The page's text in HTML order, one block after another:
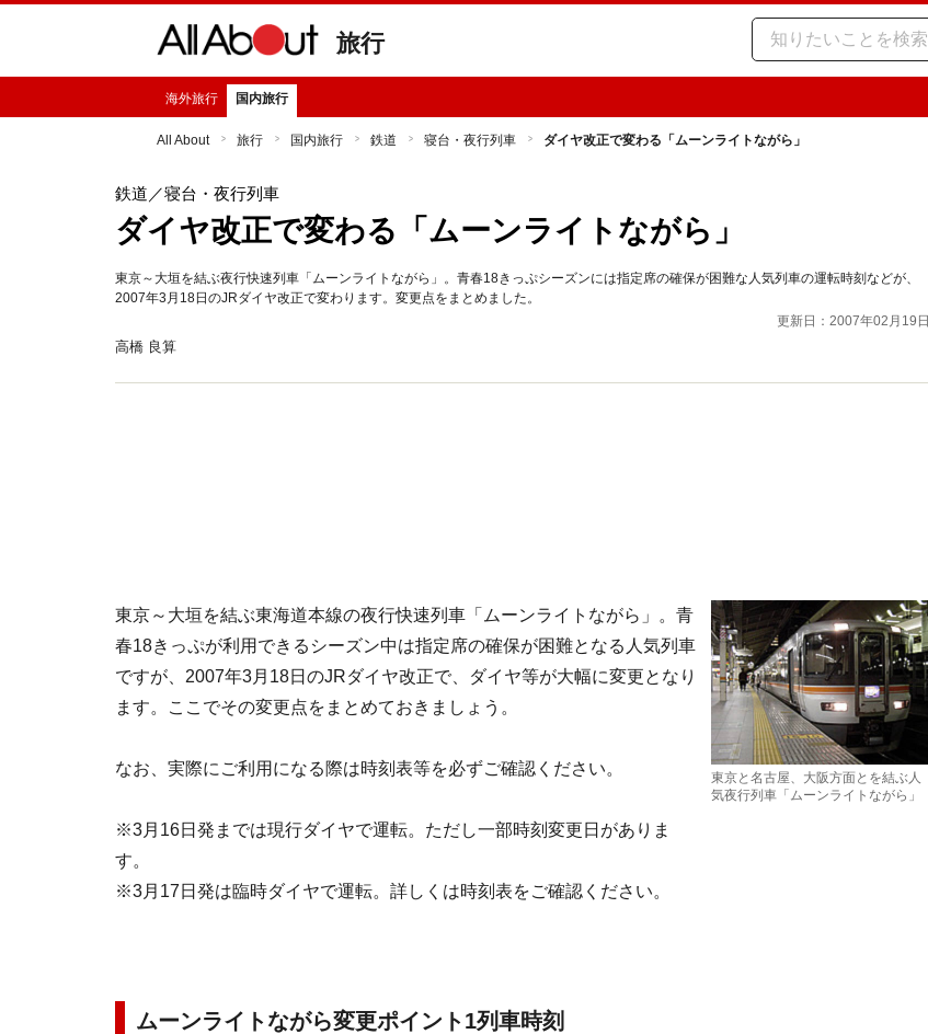
旅行
海外旅行 国内旅行
All About 旅行 国内旅行 鉄道 寝台・夜行列車 ダイヤ改正で変わる「ムーンライトながら」
鉄道 ／寝台・夜行列車
ダイヤ改正で変わる「ムーンライトながら」
東京～大垣を結ぶ夜行快速列車「ムーンライトながら」。青春18きっぷシーズンには指定席の確保が困難な人気列車の運転時刻などが、
2007年3月18日のJRダイヤ改正で変わります。変更点をまとめました。
更新日：2007年02月19日
高橋 良算
東京と名古屋、大阪方面とを結ぶ人
気夜行列車「ムーンライトながら」
東京～大垣を結ぶ東海道本線の夜行快速列車「ムーンライトながら」。青
春18きっぷが利用できるシーズン中は指定席の確保が困難となる人気列車
ですが、2007年3月18日のJRダイヤ改正で、ダイヤ等が大幅に変更となり
ます。ここでその変更点をまとめておきましょう。
なお、 実際にご利用になる際は時刻表等を必ずご確認ください。
※3月16日発までは現行ダイヤで運転。ただし一部時刻変更日がありま
す。
※3月17日発は臨時ダイヤで運転。詳しくは時刻表をご確認ください。
ムーンライトながら変更ポイント1列車時刻